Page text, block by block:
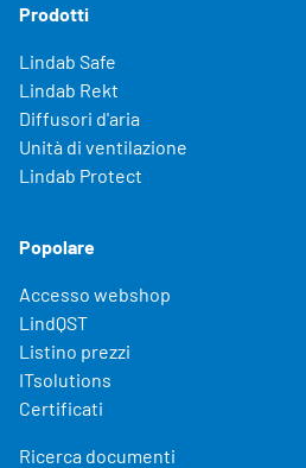
Prodotti
Lindab Safe
Lindab Rekt
Diffusori d'aria
Unità di ventilazione
Lindab Protect
Popolare
Accesso webshop
LindQST
Listino prezzi
ITsolutions
Certificati
Ricerca documenti